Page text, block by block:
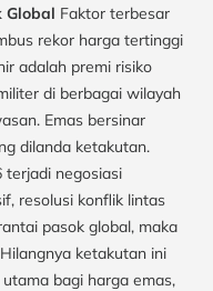
Global Faktor terbesar
rekor harga tertinggi
adalah premi risiko
di berbagai wilayah
Emas bersinar
dilanda ketakutan.
terjadi negosiasi
resolusi konflik lintas
pasok global, maka
ketakutan ini
bagi harga emas,